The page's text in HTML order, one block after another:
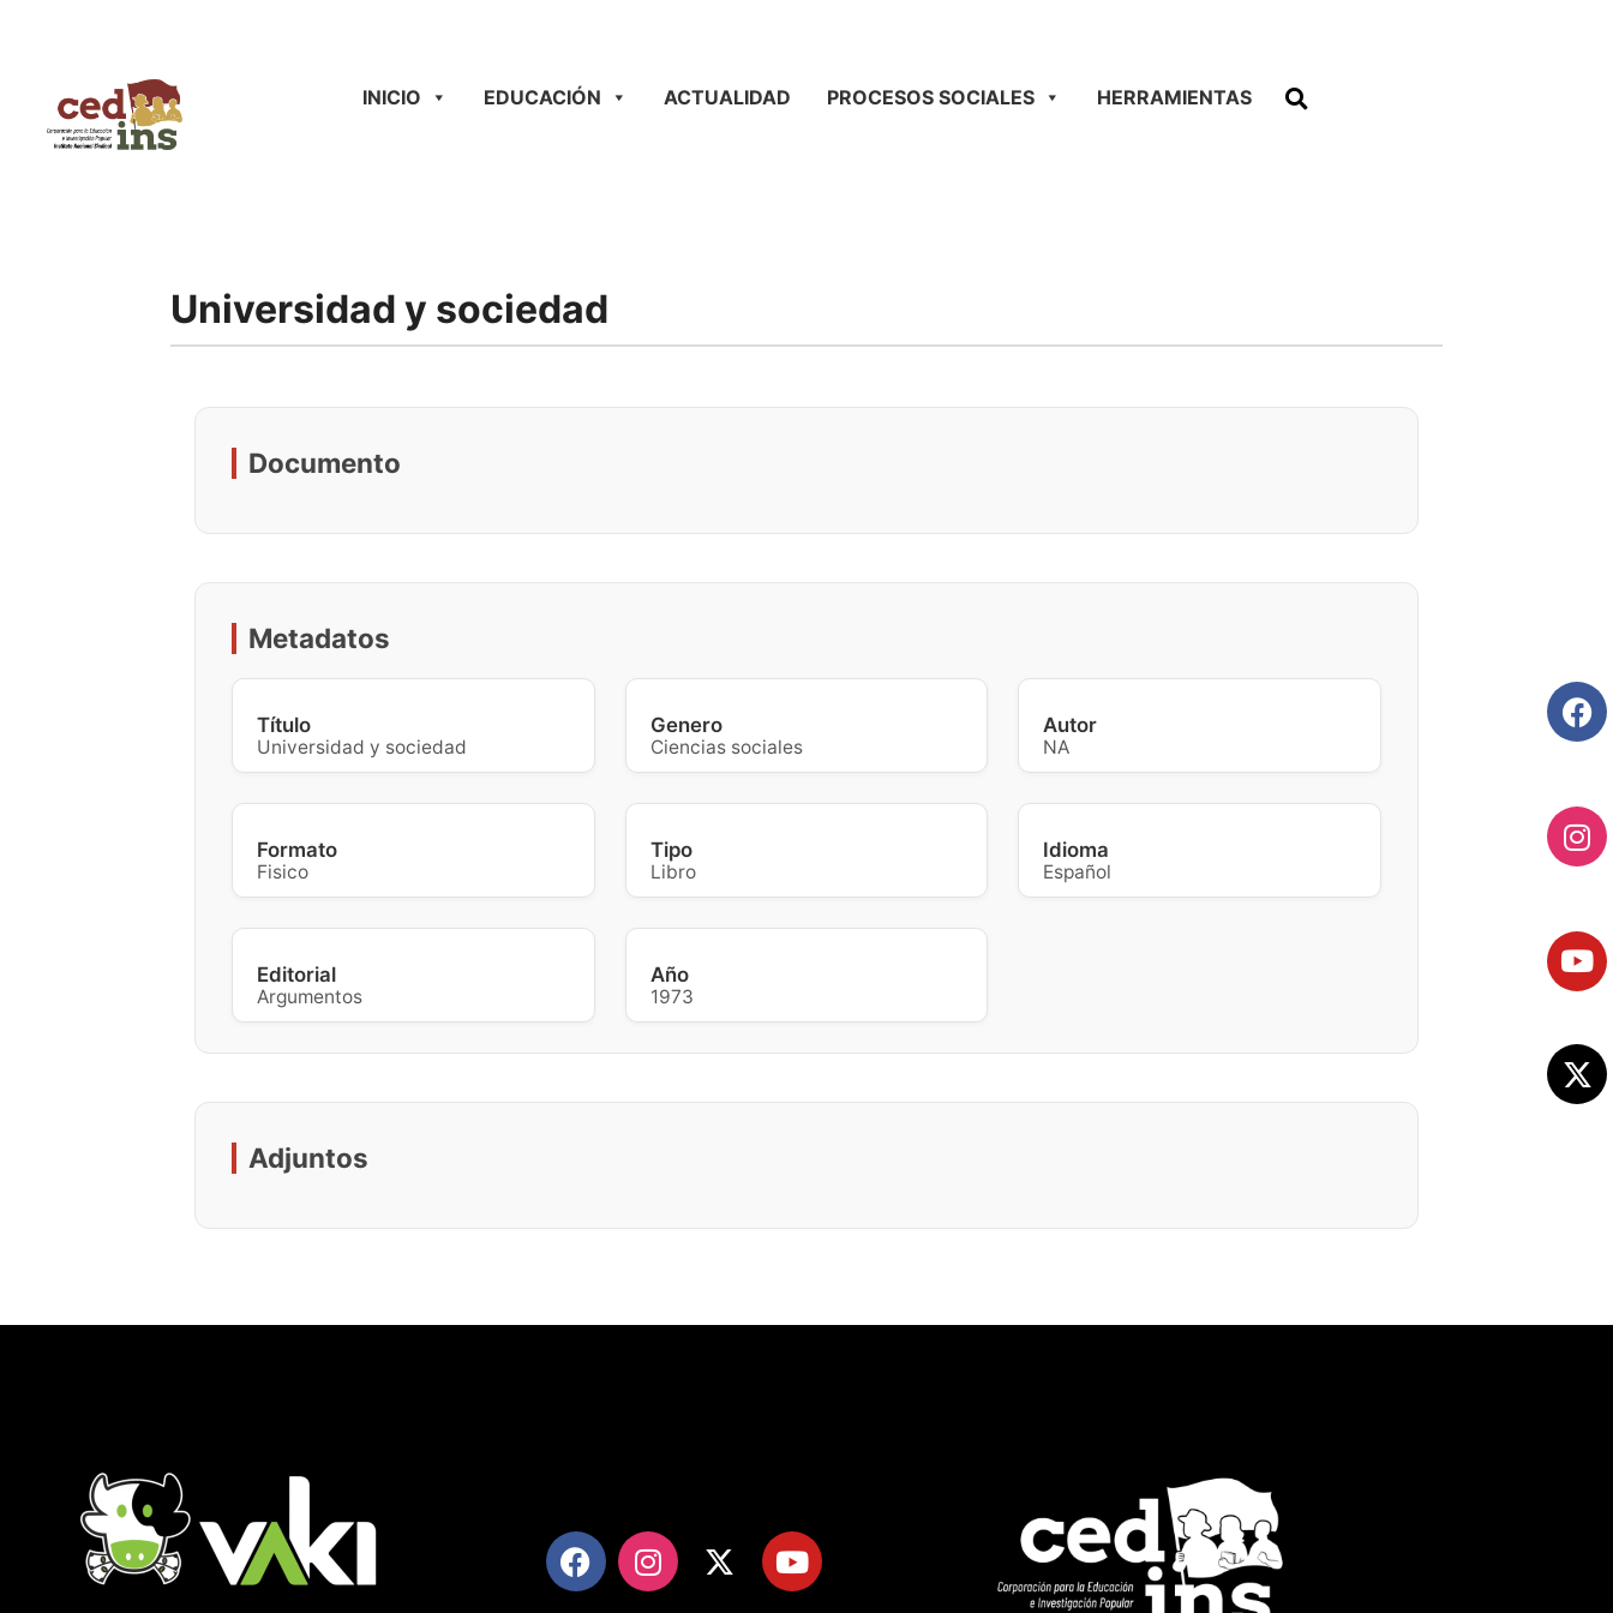
INICIO EDUCACIÓN ACTUALIDAD PROCESOS SOCIALES HERRAMIENTAS
Universidad y sociedad
Documento
Metadatos
Título
Universidad y sociedad
Genero
Ciencias sociales
Autor
NA
Formato
Fisico
Tipo
Libro
Idioma
Español
Editorial
Argumentos
Año
1973
Adjuntos